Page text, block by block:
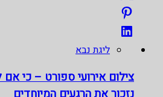
ליגת נבא
צילום אירועי ספורט – כי